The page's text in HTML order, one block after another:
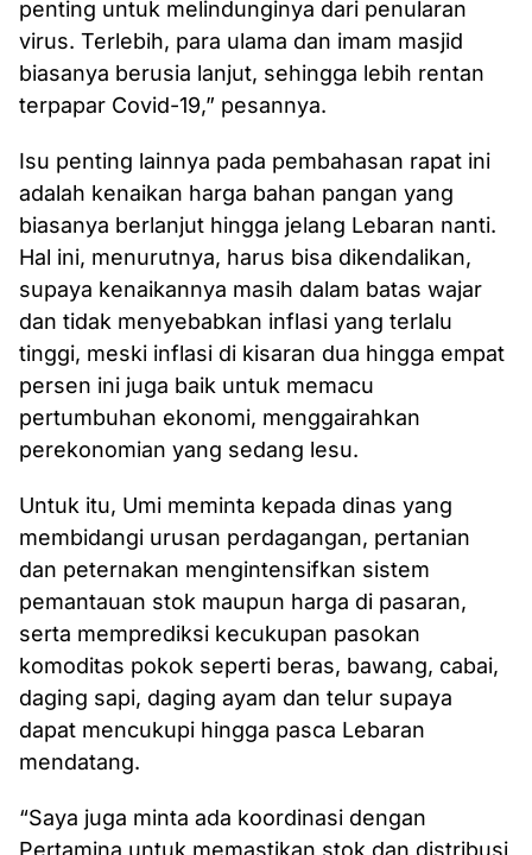
penting untuk melindunginya dari penularan
virus. Terlebih, para ulama dan imam masjid
biasanya berusia lanjut, sehingga lebih rentan
terpapar Covid-19,” pesannya.
Isu penting lainnya pada pembahasan rapat ini
adalah kenaikan harga bahan pangan yang
biasanya berlanjut hingga jelang Lebaran nanti.
Hal ini, menurutnya, harus bisa dikendalikan,
supaya kenaikannya masih dalam batas wajar
dan tidak menyebabkan inflasi yang terlalu
tinggi, meski inflasi di kisaran dua hingga empat
persen ini juga baik untuk memacu
pertumbuhan ekonomi, menggairahkan
perekonomian yang sedang lesu.
Untuk itu, Umi meminta kepada dinas yang
membidangi urusan perdagangan, pertanian
dan peternakan mengintensifkan sistem
pemantauan stok maupun harga di pasaran,
serta memprediksi kecukupan pasokan
komoditas pokok seperti beras, bawang, cabai,
daging sapi, daging ayam dan telur supaya
dapat mencukupi hingga pasca Lebaran
mendatang.
“Saya juga minta ada koordinasi dengan
Pertamina untuk memastikan stok dan distribusi